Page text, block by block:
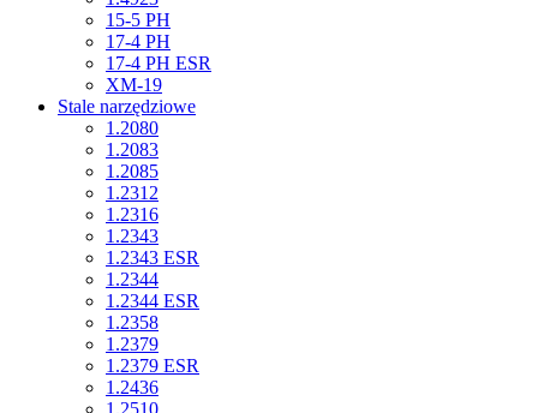
15-5 PH
17-4 PH
17-4 PH ESR
XM-19
Stale narzędziowe
1.2080
1.2083
1.2085
1.2312
1.2316
1.2343
1.2343 ESR
1.2344
1.2344 ESR
1.2358
1.2379
1.2379 ESR
1.2436
1.2510